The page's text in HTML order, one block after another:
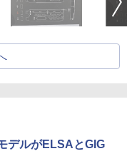
デルがELSAとGIG